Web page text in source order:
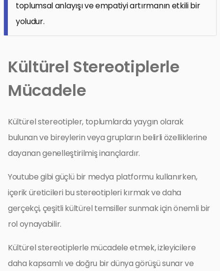
toplumsal anlayışı ve empatiyi artırmanın etkili bir
yoludur.
Kültürel Stereotiplerle
Mücadele
Kültürel stereotipler, toplumlarda yaygın olarak
bulunan ve bireylerin veya grupların belirli özelliklerine
dayanan genelleştirilmiş inançlardır.
Youtube gibi güçlü bir medya platformu kullanırken,
içerik üreticileri bu stereotipleri kırmak ve daha
gerçekçi, çeşitli kültürel temsiller sunmak için önemli bir
rol oynayabilir.
Kültürel stereotiplerle mücadele etmek, izleyicilere
daha kapsamlı ve doğru bir dünya görüşü sunar ve